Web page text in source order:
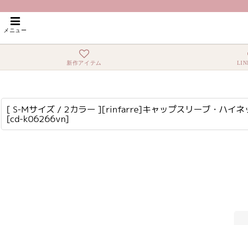
メニュー
新作アイテム
ホーム > ロング・マキシ > [ S-Mサイズ / 2カラー ][rinfarre]キャップスリーブ・ハイネッ
[ S-Mサイズ / 2カラー ][rinfarre]キャップスリーブ・ハイネ
[cd-k06266vn]